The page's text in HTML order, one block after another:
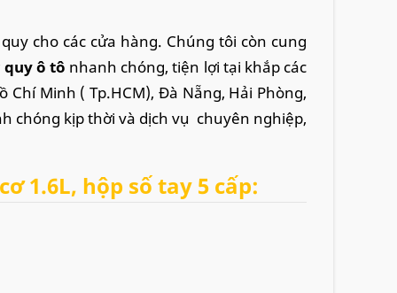
cho các cửa hàng. Chúng tôi còn cung
quy ô tô nhanh chóng, tiện lợi tại khắp các
Minh ( Tp.HCM), Đà Nẵng, Hải Phòng,
chóng kịp thời và dịch vụ chuyên nghiệp,
1.6L, hộp số tay 5 cấp: